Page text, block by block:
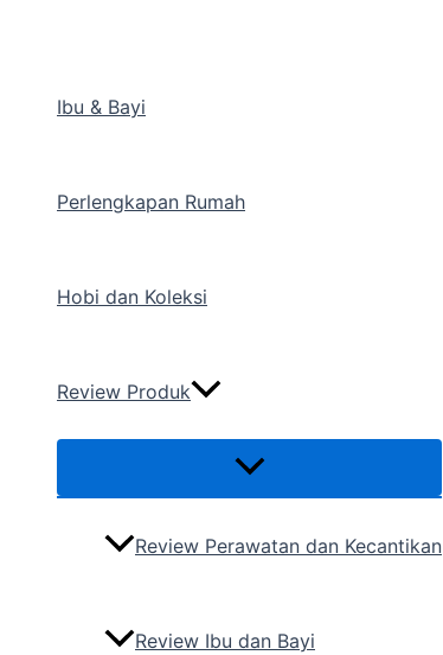
Ibu & Bayi
Perlengkapan Rumah
Hobi dan Koleksi
Review Produk
Review Perawatan dan Kecantikan
Review Ibu dan Bayi